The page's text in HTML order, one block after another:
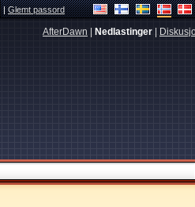
|Glemt passord
AfterDawn Nedlastinger